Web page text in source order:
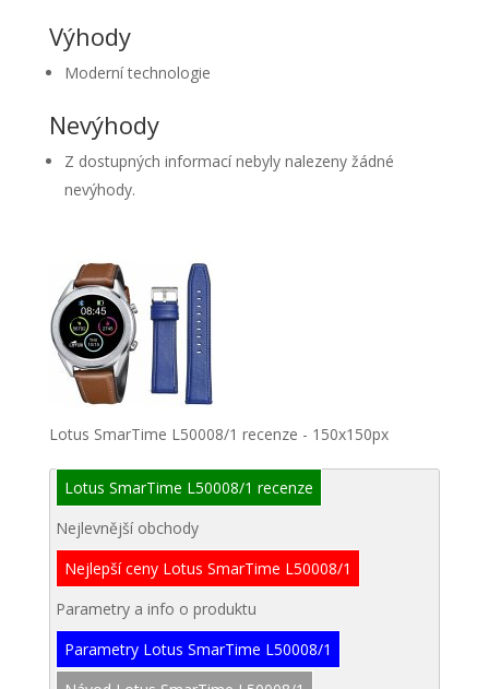
Výhody
Moderní technologie
Nevýhody
Z dostupných informací nebyly nalezeny žádné
nevýhody.
Lotus SmarTime L50008/1 recenze - 150x150px
Lotus SmarTime L50008/1 recenze
Nejlevnější obchody
Nejlepší ceny Lotus SmarTime L50008/1
Parametry a info o produktu
Parametry Lotus SmarTime L50008/1